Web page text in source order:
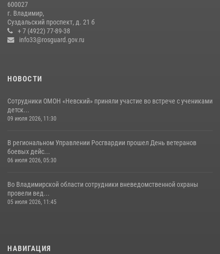
смену в детском лагере «Икар»
27 июля 2026, 16:43 2
Центральный округ Росгвардии отмечает 105-летие
600027
г. Владимир,
Суздальский проспект, д. 21 б
+ 7 (4922) 77-89-38
info33@rosguard.gov.ru
НОВОСТИ
Сотрудники ОМОН «Невский» приняли участие во встрече с учениками
детск...
09 июля 2026, 11:30
В региональном Управлении Росгвардии прошел День ветеранов
боевых дейс...
06 июля 2026, 05:30
Во Владимирской области сотрудники вневедомственной охраны
провели вед...
05 июля 2026, 11:45
НАВИГАЦИЯ